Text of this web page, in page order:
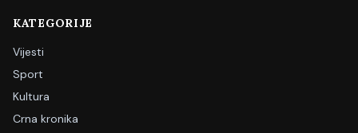
KATEGORIJE
Vijesti
Sport
Kultura
Crna kronika